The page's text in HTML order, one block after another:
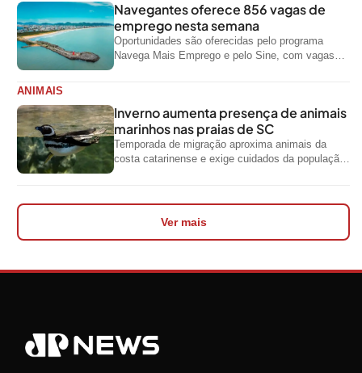
Navegantes oferece 856 vagas de
emprego nesta semana
Oportunidades são oferecidas pelo programa
Navega Mais Emprego e pelo Sine, com vagas
ANIMAIS
Inverno aumenta presença de animais
marinhos nas praias de SC
Temporada de migração aproxima animais da
costa catarinense e exige cuidados da população
Ver mais